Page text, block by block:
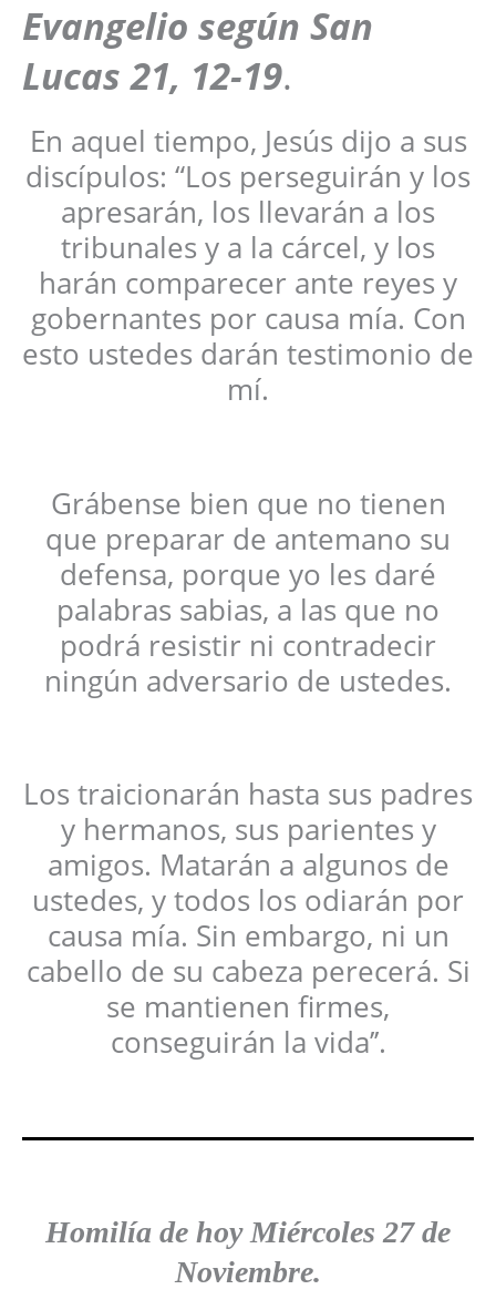
Evangelio según San
Lucas21, 12-19.
En aquel tiempo, Jesús dijo a sus
discípulos: “Los perseguirán y los
apresarán, los llevarán a los
tribunales y a la cárcel, y los
harán comparecer ante reyes y
gobernantes por causa mía. Con
esto ustedes darán testimonio de
mí.
Grábense bien que no tienen
que preparar de antemano su
defensa, porque yo les daré
palabras sabias, a las que no
podrá resistir ni contradecir
ningún adversario de ustedes.
Los traicionarán hasta sus padres
y hermanos, sus parientes y
amigos. Matarán a algunos de
ustedes, y todos los odiarán por
causa mía. Sin embargo, ni un
cabello de su cabeza perecerá. Si
se mantienen firmes,
conseguirán la vida’’.
Homilía de hoy Miércoles 27 de
Noviembre.